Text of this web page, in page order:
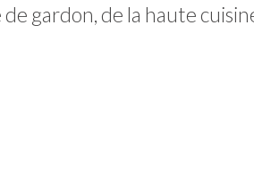
gardon, de la haute